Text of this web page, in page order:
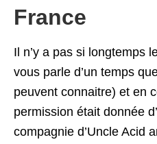
France
Il n’y a pas si longtemps
vous parle d’un temps
peuvent connaitre) et en
permission était donnée
compagnie d’Uncle Acid